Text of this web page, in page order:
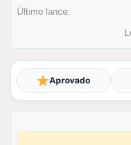
Último lance:
Aprovado